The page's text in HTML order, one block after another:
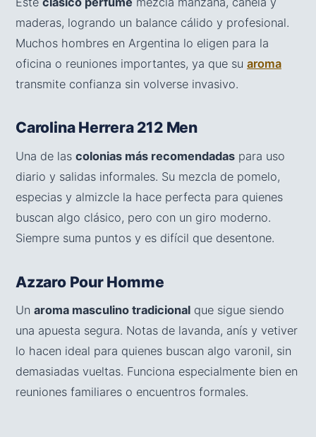
maderas, logrando un balance cálido y profesional.
Muchos hombres en Argentina lo eligen para la
oficina o reuniones importantes, ya que su aroma
transmite confianza sin volverse invasivo.
Carolina Herrera 212 Men
Una de las colonias más recomendadas para uso
diario y salidas informales. Su mezcla de pomelo,
especias y almizcle la hace perfecta para quienes
buscan algo clásico, pero con un giro moderno.
Siempre suma puntos y es difícil que desentone.
Azzaro Pour Homme
Un aroma masculino tradicional que sigue siendo
una apuesta segura. Notas de lavanda, anís y vetiver
lo hacen ideal para quienes buscan algo varonil, sin
demasiadas vueltas. Funciona especialmente bien en
reuniones familiares o encuentros formales.